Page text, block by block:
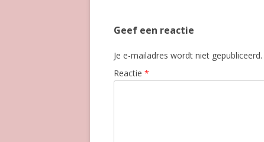
Geef een reactie
Je e-mailadres wordt niet gepubliceerd.
Reactie *